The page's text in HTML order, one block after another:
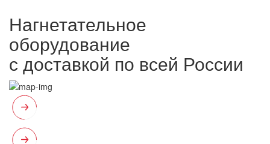
Нагнетательное
оборудование
с доставкой по всей России